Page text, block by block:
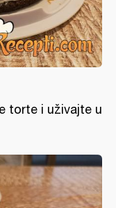
torte i uživajte u